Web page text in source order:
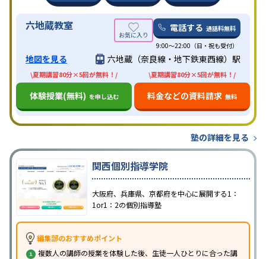
六地蔵教室 電話する 通話料無料
9:00～22:00（日・祝も受付）
地図を見る 六地蔵（奈良線・地下鉄東西線）駅
\夏期講習80分×5回が無料！/
体験授業(無料) を申し込む
\夏期講習80分×5回が無料！/
料金などの資料請求 無料
塾の詳細を見る
関西個別指導学院
大阪府、兵庫県、京都府を中心に展開する1：
1or1：2の個別指導塾
編集部のおすすめポイント
複数人の講師の授業を体験した後、生徒一人ひとりに合った講